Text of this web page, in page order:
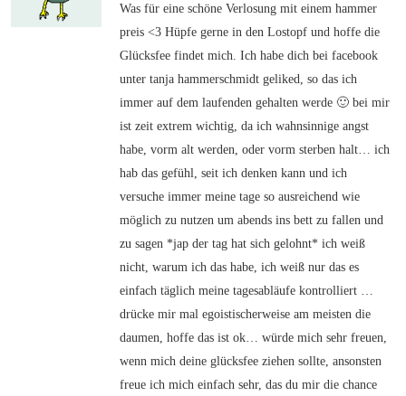
Was für eine schöne Verlosung mit einem hammer
preis <3 Hüpfe gerne in den Lostopf und hoffe die
Glücksfee findet mich. Ich habe dich bei facebook
unter tanja hammerschmidt geliked, so das ich
immer auf dem laufenden gehalten werde 🙂 bei mir
ist zeit extrem wichtig, da ich wahnsinnige angst
habe, vorm alt werden, oder vorm sterben halt… ich
hab das gefühl, seit ich denken kann und ich
versuche immer meine tage so ausreichend wie
möglich zu nutzen um abends ins bett zu fallen und
zu sagen *jap der tag hat sich gelohnt* ich weiß
nicht, warum ich das habe, ich weiß nur das es
einfach täglich meine tagesabläufe kontrolliert …
drücke mir mal egoistischerweise am meisten die
daumen, hoffe das ist ok… würde mich sehr freuen,
wenn mich deine glücksfee ziehen sollte, ansonsten
freue ich mich einfach sehr, das du mir die chance